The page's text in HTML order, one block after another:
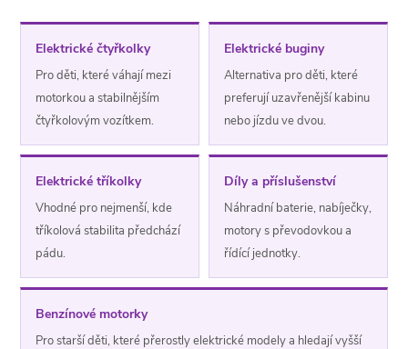
Elektrické čtyřkolky
Pro děti, které váhají mezi
motorkou a stabilnějším
čtyřkolovým vozítkem.
Elektrické buginy
Alternativa pro děti, které
preferují uzavřenější kabinu
nebo jízdu ve dvou.
Elektrické tříkolky
Vhodné pro nejmenší, kde
tříkolová stabilita předchází
pádu.
Díly a příslušenství
Náhradní baterie, nabíječky,
motory s převodovkou a
řídící jednotky.
Benzínové motorky
Pro starší děti, které přerostly elektrické modely a hledají vyšší